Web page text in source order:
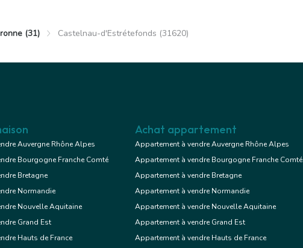
d'Estrétefonds
Appartement
Voir le bien
(31) Castelnau-d'Estrétefonds (31620)
Auvergne Rhône Alpes
Bourgogne Franche Comté
Bretagne
Normandie
Nouvelle Aquitaine
Grand Est
Hauts de France
Achat appartement
Appartement à vendre Auvergne Rhône Alpes
Appartement à vendre Bourgogne Franche Comté
Appartement à vendre Bretagne
Appartement à vendre Normandie
Appartement à vendre Nouvelle Aquitaine
Appartement à vendre Grand Est
Appartement à vendre Hauts de France